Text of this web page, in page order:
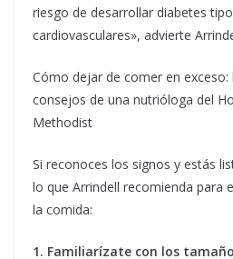
riesgo de desarrollar diabetes
cardiovasculares», advierte
Cómo dejar de comer en
consejos de una nutrióloga del
Methodist
Si reconoces los signos y estás
lo que Arrindell recomienda para
la comida:
1. Familiarízate con los